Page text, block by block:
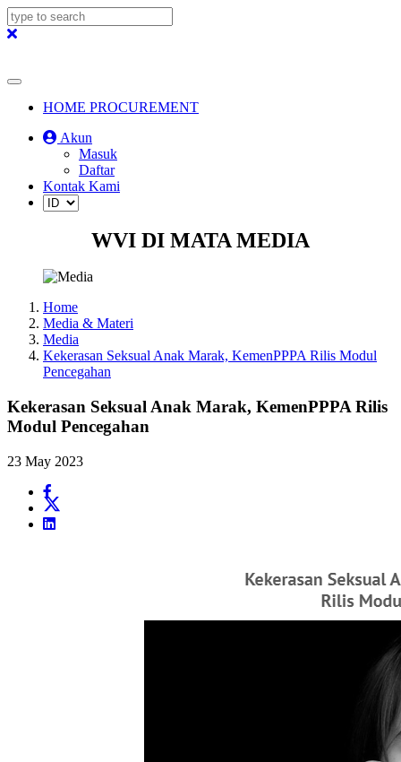
HOME PROCUREMENT
Akun
Masuk
Daftar
Kontak Kami
WVI DI MATA MEDIA
Home
Media & Materi
Media
Kekerasan Seksual Anak Marak, KemenPPPA Rilis Modul
Pencegahan
Kekerasan Seksual Anak Marak, KemenPPPA Rilis
Modul Pencegahan
23 May 2023